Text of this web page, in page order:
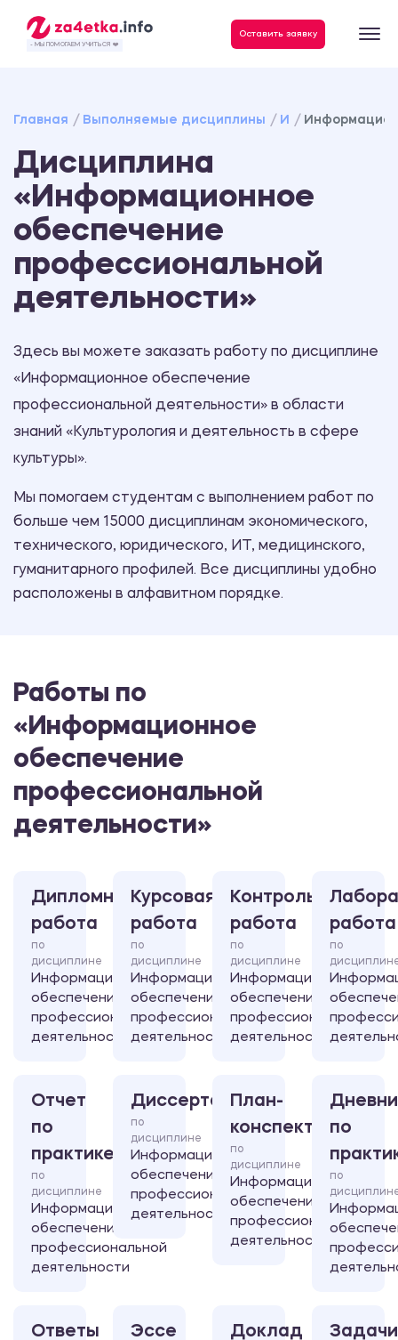
- МЫ ПОМОГАЕМ УЧИТЬСЯ ❤️
Оставить заявку
Главная Выполняемые дисциплины И
Дисциплина
«Информационное
обеспечение
профессиональной
деятельности»
Здесь вы можете заказать работу по дисциплине
«Информационное обеспечение
профессиональной деятельности» в области
знаний «Культурология и деятельность в сфере
культуры».
Мы помогаем студентам с выполнением работ по
больше чем 15000 дисциплинам экономического,
технического, юридического, ИТ, медицинского,
гуманитарного профилей. Все дисциплины удобно
расположены в алфавитном порядке.
Работы по
«Информационное
обеспечение
профессиональной
деятельности»
Дипломная
работа
по
дисциплине
Информационное
обеспечение
профессиональной
деятельности
Курсовая
работа
по
дисциплине
Информационное
обеспечение
профессиональной
деятельности
Контрольная
работа
по
дисциплине
Информационное
обеспечение
профессиональной
деятельности
работа
по
Отчет
по
практике
по
дисциплине
Информационное
обеспечение
профессиональной
деятельности
Диссертация
по
дисциплине
Информационное
обеспечение
профессиональной
деятельности
План-
конспект
по
дисциплине
Информационное
обеспечение
профессиональной
деятельности
по
по
Ответы
Эссе Доклад Задачи